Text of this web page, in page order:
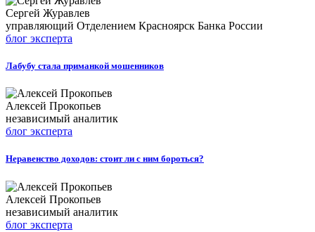
Сергей Журавлев
управляющий Отделением Красноярск Банка России
блог эксперта
Лабубу стала приманкой мошенников
Алексей Прокопьев
независимый аналитик
блог эксперта
Неравенство доходов: стоит ли с ним бороться?
Алексей Прокопьев
независимый аналитик
блог эксперта